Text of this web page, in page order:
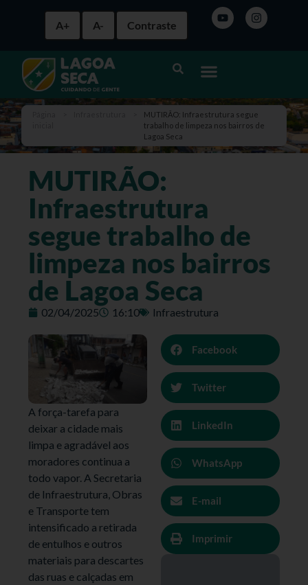
A+ A- Contraste
MUTIRÃO: Infraestrutura segue
trabalho de limpeza nos bairros de
Lagoa Seca
MUTIRÃO:
Infraestrutura
segue trabalho de
limpeza nos bairros
de Lagoa Seca
02/04/2025 16:10 Infraestrutura
A força-tarefa para
deixar a cidade mais
limpa e agradável aos
moradores continua a
todo vapor. A Secretaria
de Infraestrutura, Obras
e Transporte tem
intensificado a retirada
de entulhos e outros
materiais para descartes
das ruas e calçadas em
Facebook
Twitter
LinkedIn
WhatsApp
E-mail
Imprimir